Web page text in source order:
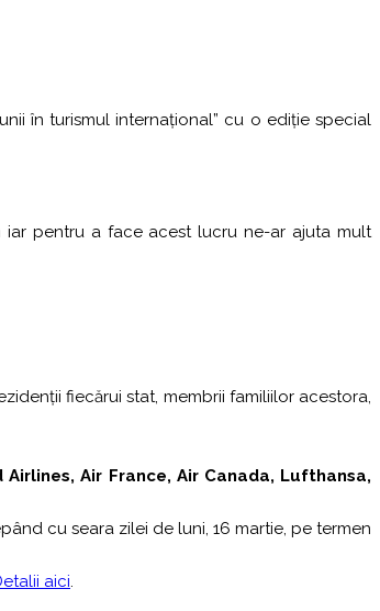
în turismul internațional” cu o ediție special
iar pentru a face acest lucru ne-ar ajuta mult
fiecărui stat, membrii familiilor acestora,
Air France, Air Canada, Lufthansa,
cu seara zilei de luni, 16 martie, pe termen
aici.